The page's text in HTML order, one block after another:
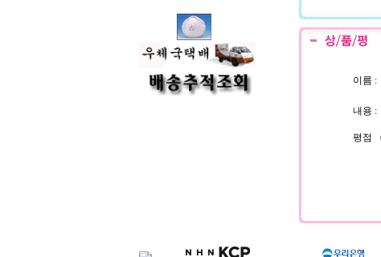
이름 :
내용 :
평점